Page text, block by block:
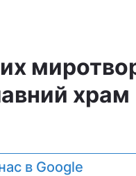
храм
в Google